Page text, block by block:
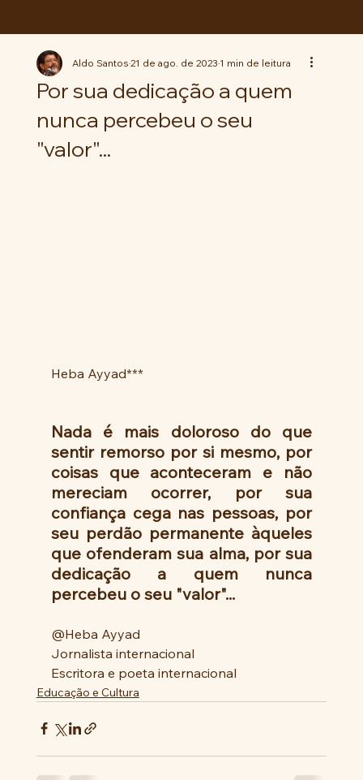
Por sua dedicação a quem
nunca percebeu o seu
"valor"...
Aldo Santos21 de ago. de 20231 min de leitura
Heba Ayyad***
Nada é mais doloroso do que
sentir remorso por si mesmo, por
coisas que aconteceram e não
mereciam ocorrer, por sua
confiança cega nas pessoas, por
seu perdão permanente àqueles
que ofenderam sua alma, por sua
dedicação a quem nunca
percebeu o seu "valor"...
@Heba Ayyad
Jornalista internacional
Escritora e poeta internacional
Educação e Cultura